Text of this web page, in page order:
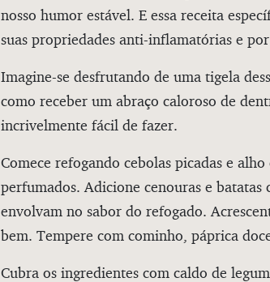
nosso humor estável. E essa receita
suas propriedades anti-inflamatórias e
Imagine-se desfrutando de uma tigela
como receber um abraço caloroso de
incrivelmente fácil de fazer.
Comece refogando cebolas picadas e
perfumados. Adicione cenouras e batatas
envolvam no sabor do refogado.
bem. Tempere com cominho, páprica
Cubra os ingredientes com caldo de